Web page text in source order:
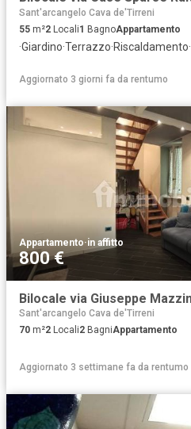
Sant'arcangelo Cava de'Tirreni
55 m²2 Locali1 BagnoAppartamento
·Giardino·Terrazzo·Riscaldamento·
Aggiornato 3 giorni fa da rentumo
Appartamento·in affitto
800 €
Sant'arcangelo Cava de'Tirreni
70 m²2 Locali2 BagniAppartamento
Aggiornato 3 settimane fa da rentumo